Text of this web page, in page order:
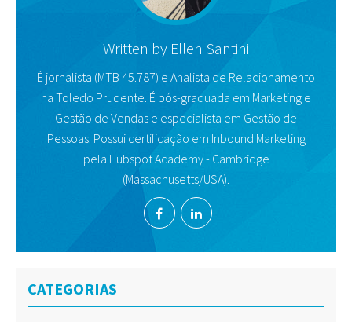
Written by Ellen Santini
É jornalista (MTB 45.787) e Analista de Relacionamento
na Toledo Prudente. É pós-graduada em Marketing e
Gestão de Vendas e especialista em Gestão de
Pessoas. Possui certificação em Inbound Marketing
pela Hubspot Academy - Cambridge
(Massachusetts/USA).
CATEGORIAS